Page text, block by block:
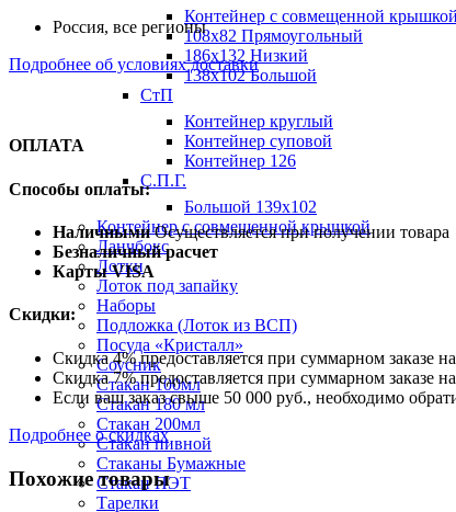
Контейнер с совмещенной крышкой
108х82 Прямоугольный
186х132 Низкий
138х102 Большой
СтП
Контейнер круглый
Контейнер суповой
Контейнер 126
С.П.Г.
Большой 139х102
Контейнер с совмещенной крышкой
Ланчбокс
Лотки
Лоток под запайку
Наборы
Подложка (Лоток из ВСП)
Посуда «Кристалл»
Соусник
Стакан 100мл
Стакан 180 мл
Стакан 200мл
Стакан пивной
Стаканы Бумажные
Стакан ПЭТ
Тарелки
Россия, все регионы
Подробнее об условиях доставки
ОПЛАТА
Способы оплаты:
НаличнымиОсуществляется при получении товара
Безналичный расчет
Карты VISA
Скидки:
Скидка 4% предоставляется при суммарном заказе
Скидка 7% предоставляется при суммарном заказе
Если ваш заказ свыше 50 000 руб., необходимо
Подробнее о скидках
Похожие товары